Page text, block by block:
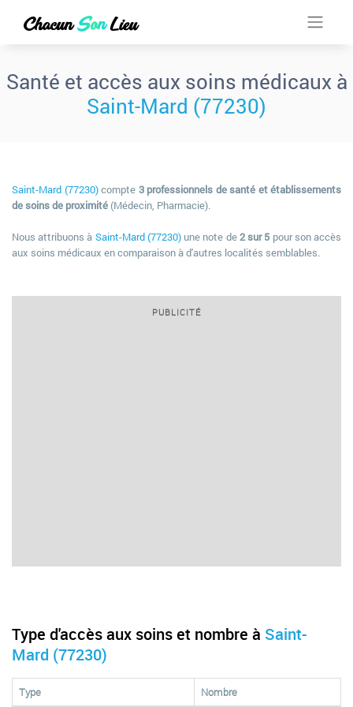
Santé et accès aux soins médicaux à
Saint-Mard (77230)
Saint-Mard (77230)compte 3 professionnels de santé et établissements
de soins de proximité (Médecin, Pharmacie).
Nous attribuons à Saint-Mard (77230)une note de2 sur 5 pour son accès
aux soins médicaux en comparaison à d'autres localités semblables.
PUBLICITÉ
Type d'accès aux soins et nombre à Saint-
Mard (77230)
Type
Nombre